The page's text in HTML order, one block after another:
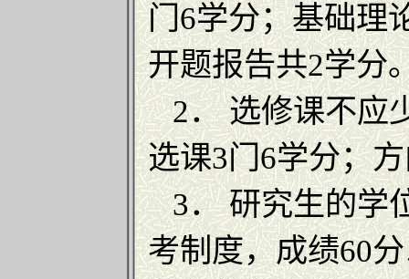
门6学分；基础理
开题报告共2学分
2． 选修课不应
选课3门6学分；
3． 研究生的学
考制度，成绩60